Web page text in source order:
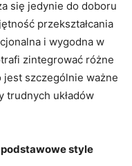
się jedynie do doboru
przekształcania
i wygodna w
zintegrować ⁢różne
jest szczególnie ważne
trudnych układów​
podstawowe style